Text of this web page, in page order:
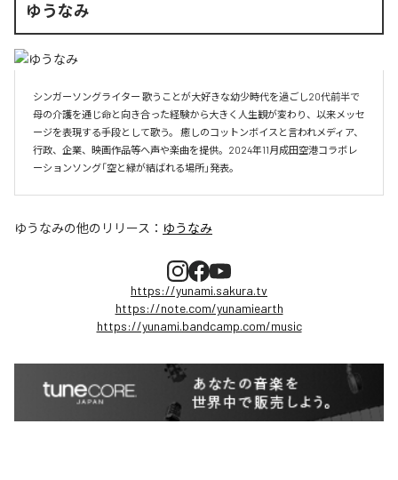
ゆうなみ
シンガーソングライター 歌うことが大好きな幼少時代を過ごし20代前半で
母の介護を通じ命と向き合った経験から大きく人生観が変わり、以来メッセ
ージを表現する手段として歌う。 癒しのコットンボイスと言われメディア、
行政、企業、映画作品等へ声や楽曲を提供。2024年11月成田空港コラボレ
ーションソング「空と緑が結ばれる場所」発表。
ゆうなみの他のリリース： ゆうなみ
https://yunami.sakura.tv
https://note.com/yunamiearth
https://yunami.bandcamp.com/music